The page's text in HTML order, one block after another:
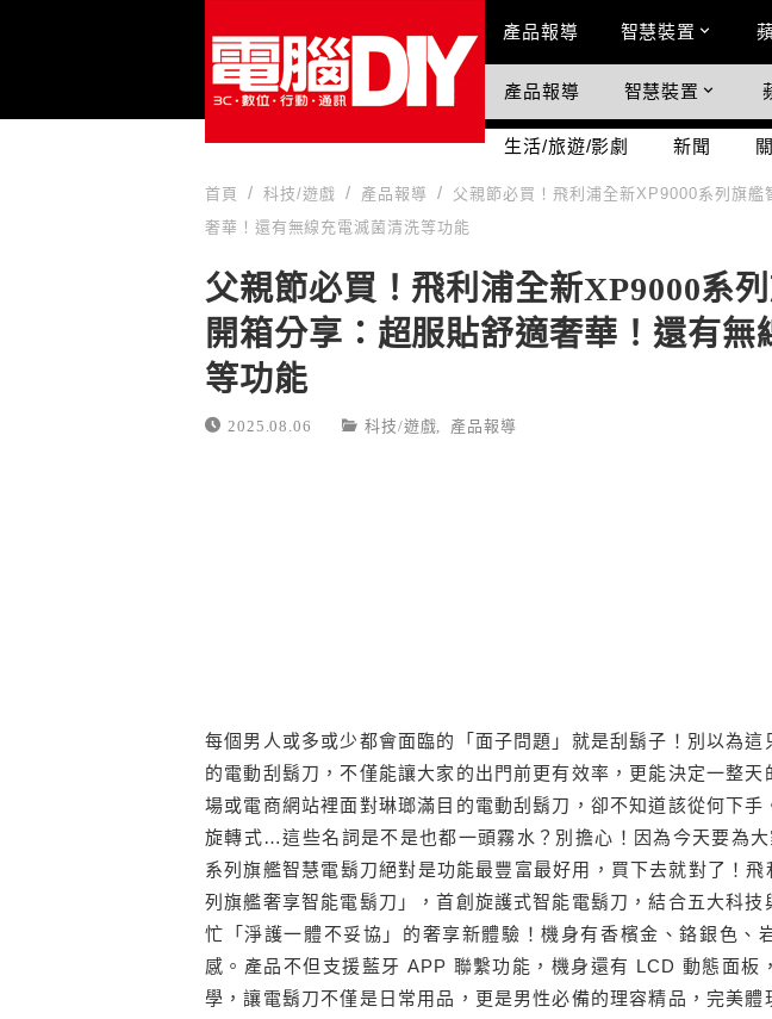
Main Menu
產品報導 智慧裝置
國際科技情報
產品報導 智慧裝置
生活/旅遊/影劇 新聞
首頁 科技/遊戲 產品報導
父親節必買！飛利浦全新XP9000系列旗艦
奢華！還有無線充電滅菌清洗等功能
父親節必買！飛利浦全新XP9000系
開箱分享：超服貼舒適奢華！還有無
等功能
2025.08.06 科技/遊戲 產品報導
每個男人或多或少都會面臨的「面子問題」就是刮鬍子！別以為
的電動刮鬍刀，不僅能讓大家的出門前更有效率，更能決定一整
場或電商網站裡面對琳瑯滿目的電動刮鬍刀，卻不知道該從何下手
旋轉式…這些名詞是不是也都一頭霧水？別擔心！因為今天要為
系列旗艦智慧電鬍刀絕對是功能最豐富最好用，買下去就對了！
列旗艦奢享智能電鬍刀」，首創旋護式智能電鬍刀，結合五大科技
忙「淨護一體不妥協」的奢享新體驗！機身有香檳金、鉻銀色、
感。產品不但支援藍牙 APP 聯繫功能，機身還有 LCD 動態面板
學，讓電鬍刀不僅是日常用品，更是男性必備的理容精品，完美體